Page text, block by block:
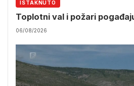
ISTAKNUTO
Toplotni val i požari
06/08/2026